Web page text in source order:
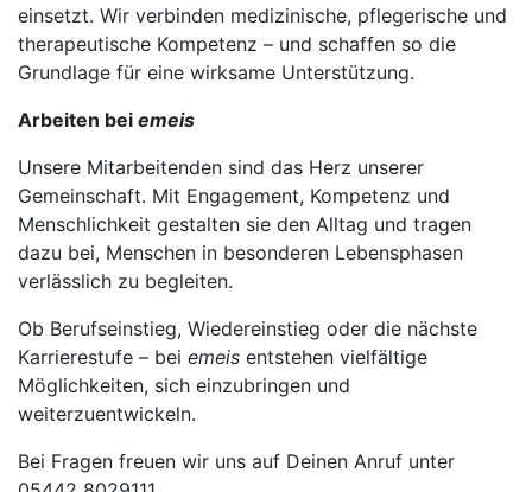
einsetzt. Wir verbinden medizinische, pflegerische und
therapeutische Kompetenz – und schaffen so die
Grundlage für eine wirksame Unterstützung.
Arbeiten bei emeis
Unsere Mitarbeitenden sind das Herz unserer
Gemeinschaft. Mit Engagement, Kompetenz und
Menschlichkeit gestalten sie den Alltag und tragen
dazu bei, Menschen in besonderen Lebensphasen
verlässlich zu begleiten.
Ob Berufseinstieg, Wiedereinstieg oder die nächste
Karrierestufe – bei emeis entstehen vielfältige
Möglichkeiten, sich einzubringen und
weiterzuentwickeln.
Bei Fragen freuen wir uns auf Deinen Anruf unter